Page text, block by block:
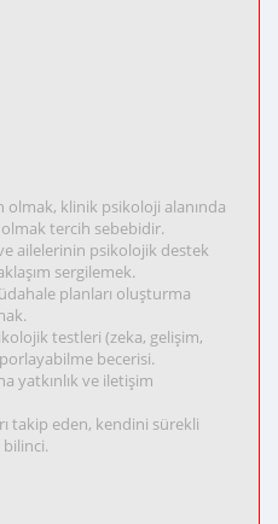
klinik psikoloji alanında
tercih sebebidir.
ailelerinin psikolojik destek
sergilemek.
planları oluşturma
testleri (zeka, gelişim,
becerisi.
yatkınlık ve iletişim
takip eden, kendini sürekli